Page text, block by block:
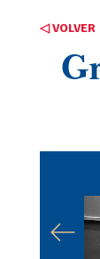
◁ VOLVER